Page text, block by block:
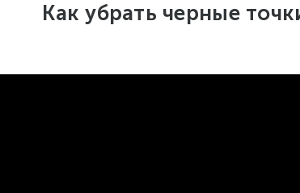
Как убрать черные